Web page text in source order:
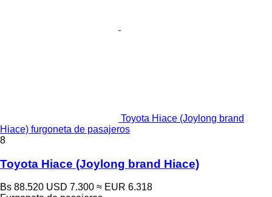
Toyota Hiace (Joylong brand
Hiace) furgoneta de pasajeros
8
Toyota Hiace (Joylong brand Hiace)
Bs 88.520 USD 7.300 ≈ EUR 6.318